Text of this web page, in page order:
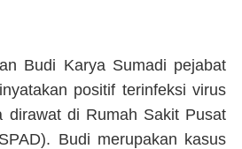
Budi Karya Sumadi pejabat
positif terinfeksi virus
dirawat di Rumah Sakit Pusat
Budi merupakan kasus